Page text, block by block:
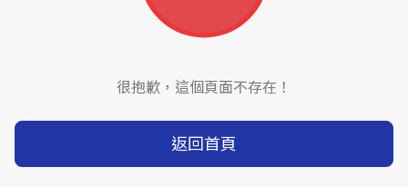
很抱歉，這個頁面不存在！
返回首頁